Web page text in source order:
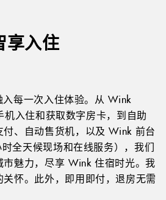
享入住
每一次入住体验。从 Wink
机入住和获取数字房卡，到自助
付、自动售货机，以及 Wink 前台
全天候现场和在线服务），我们
魅力，尽享 Wink 住宿时光。我
怀。此外，即用即付，退房无需